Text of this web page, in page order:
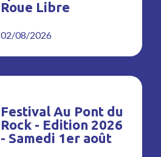
Roue Libre
02/08/2026
Festival Au Pont du
Rock - Edition 2026
- Samedi 1er août